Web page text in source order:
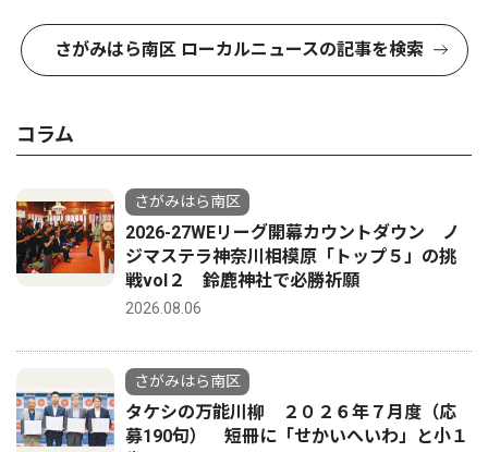
さがみはら南区 ローカルニュースの記事を検索
コラム
さがみはら南区
2026-27WEリーグ開幕カウントダウン ノ
ジマステラ神奈川相模原「トップ５」の挑
戦vol２ 鈴鹿神社で必勝祈願
2026.08.06
さがみはら南区
タケシの万能川柳 ２０２６年７月度（応
募190句） 短冊に「せかいへいわ」と小１